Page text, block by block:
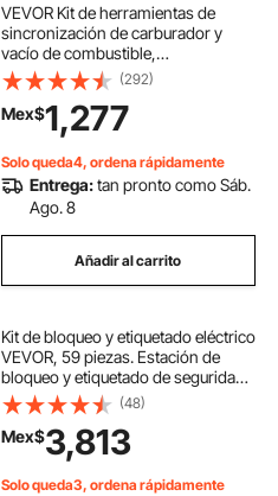
VEVOR Kit de herramientas de
sincronización de carburador y
vacío de combustible,
sincronizador de carburador y
vacío de combustible, juego de
medidores de sincronización de
carburador con manguera de goma
(292)
Mex$1,277
Solo queda4, ordena rápidamente
Entrega:tan pronto como Sáb.
Ago. 8
Añadir al carrito
Kit de bloqueo y etiquetado eléctrico
VEVOR, 59 piezas. Estación de
bloqueo y etiquetado de seguridad
con candados, cerrojos, etiquetas,
bridas, bloqueo de enchufes,
bloqueo de disyuntores, bloqueo de
válvulas, bloqueo de cables, bolsa
de bloqueo y caja.
(48)
Mex$3,813
Solo queda3, ordena rápidamente